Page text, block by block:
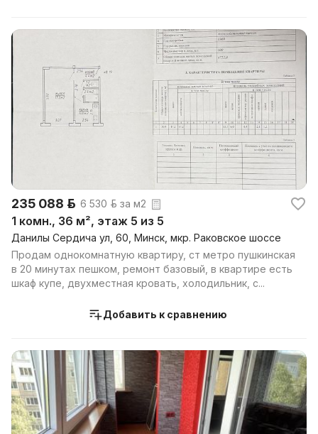
235 088 р. 6 530 р. за м2
1 комн., 36 м², этаж 5 из 5
Данилы Сердича ул, 60, Минск, мкр. Раковское шоссе
Продам однокомнатную квартиру, ст метро пушкинская
в 20 минутах пешком, ремонт базовый, в квартире есть
шкаф купе, двухместная кровать, холодильник, с...
Добавить к сравнению